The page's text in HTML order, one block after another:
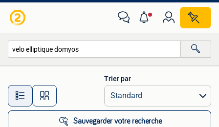
Toutes les distances…
Trier par
Sauvegarder votre recherche